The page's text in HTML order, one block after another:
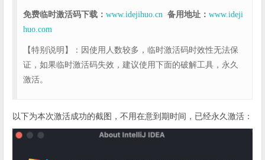
免费临时激活码下载： www.idejihuo.cn 备用地址： www.ideji
huo.com
【特别说明】：因使用人数较多，临时激活码时效性无法保
证，如果临时激活码失效，建议使用下面的破解工具，永久
激活。
以下为本次激活成功的截图，不用在意到期时间，已经永久激活：